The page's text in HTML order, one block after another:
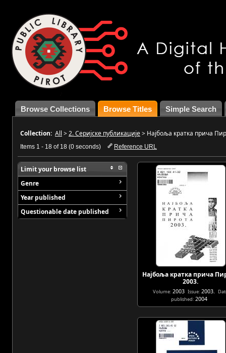
Browse Collections Browse Titles Simple Search
Collection: All >2. Серијске публикације> Најбоља кратка прича
Items 1 - 18 of 18 (0 seconds) Reference URL
Limit your browse list
Genre
Year published
Questionable date published
Најбоља кратка прича
2003.
Volume:2003 Issue:2003.
published: 2004